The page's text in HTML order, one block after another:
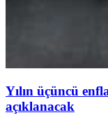
Yılın üçüncü
açıklanacak